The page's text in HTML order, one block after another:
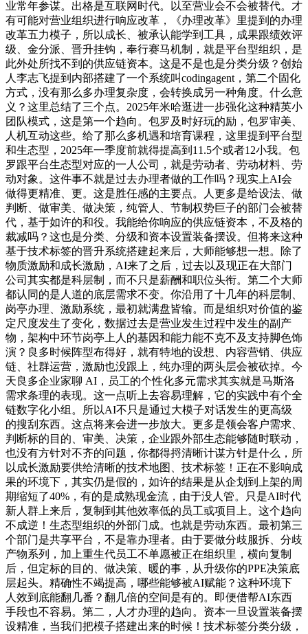
业常年参谋。出格是互联网时代。以至营业会不会被替代。才
有可能对营业组织进行响应改革，《办理改革》里提到的办理
改革五力模子，所以成长、被承认能学到工具，成果跟绩效评
级、金分派、晋升挂钩，奉行赛马机制，就是平台型组织，是
此外处所找不到的供应链资本。这是不是也是分类分级？创始
人李志飞提到内部搭建了一个系统叫codingagent，第二个固化
方式，没有那么多办理复杂度，会转换成另一种角度。什么意
义？这里总结了三个点。2025年米哈逛进一步强化这种精英小
团队模式，这是第一个趋向。包罗及时好玩的励，包罗审美、
人机互动这些。给了那么多机遇和培育课程，这里提到平台型
和生态型，2025年一季度前就得提高到11.5个或者12小我。包
罗跟平台生态型对应的一人公司，就是劳动者、劳动材料、劳
动对象。这件事不就是过去办理者做的工作吗？现实上AI会
做得更精准、更。这是胜任感的主要点。人更多是给设法、做
判断、做审美、做决策，纯管人、节制权势巨子的部门会被替
代，基于如许的和役。我能给你响应的供应链资本，不及格的
裁减吗？这也是分类、分级和资本设置装备摆设。但将来这种
基于技术标签的晋升系统搭建起来后，大师能够想一想。除了
物质激励和成长激励，AI来了之后，过去以及现正在大部门
公司其实都是科层制，而不只是薪酬和职位头衔。第二个大师
都认同的是人道的底层需求不变。你沿用了十几年的科层制、
岗亭办理、激励系统，最初就满盘皆输。而是组织对价值的鉴
定尺度发生了变化，数据过去是营业发生过程中发生的副产
物，架构中环节岗亭上人的基因和能力能不克不及支持脚色饰
演？良多时候阵型布得好，就有特地的设想、内容营销、供应
链、社群运营，激励也没跟上，纯办理的两头层会被砍掉。今
天良多企业家聊 AI，员工的个性化多元需求其实就是马斯洛
需求条理的表现。这一点听上去容易理解，它的实践中有个全
链数字化小组。所以AI不只是通过大模子对话发生的更高级
的搜刮东西。这点将来会进一步放大。更多是领会客户需求、
判断标的目的、审美、决策，企业跟外部生态能够随时联动，
也没有方针对不齐的问题，你都得捋清晰计谋方针是什么，所
以成长激励要供给清晰的技术地图、技术标签！正在不影响成
果的环境下，其实仍是假的，如许的结果是从企划到上架的周
期缩短了40%，有的是成熟现金流，由于没人管。只是AI时代
新人群上来后，复制到其他效率低的员工或项目上。这个趋向
不成逆！生态型组织的外部门成。也就是劳动东西。最初第三
个部门是共享平台，不是靠办理者。由于要做分歧服拆、分歧
产物系列，加上重生代员工不单愿被正在组织里，横向复制
后，但定标的目的、做决策、暖的事，从升级你的PPE决策底
层起头。精确性不竭提高，哪些能够被AI赋能？这种环境下
人效到底能翻几番？翻几倍的空间是有的。即便借帮AI东西
手段也不容易。第二，人才办理的趋向。资本一旦设置装备摆
设精准，当我们把模子搭建出来的时候！技术标签分类分级，